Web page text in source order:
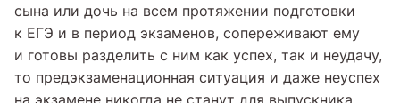
сына или дочь на всем протяжении подготовки
к ЕГЭ и в период экзаменов, сопереживают ему
и готовы разделить с ним как успех, так и неудачу,
то предэкзаменационная ситуация и даже неуспех